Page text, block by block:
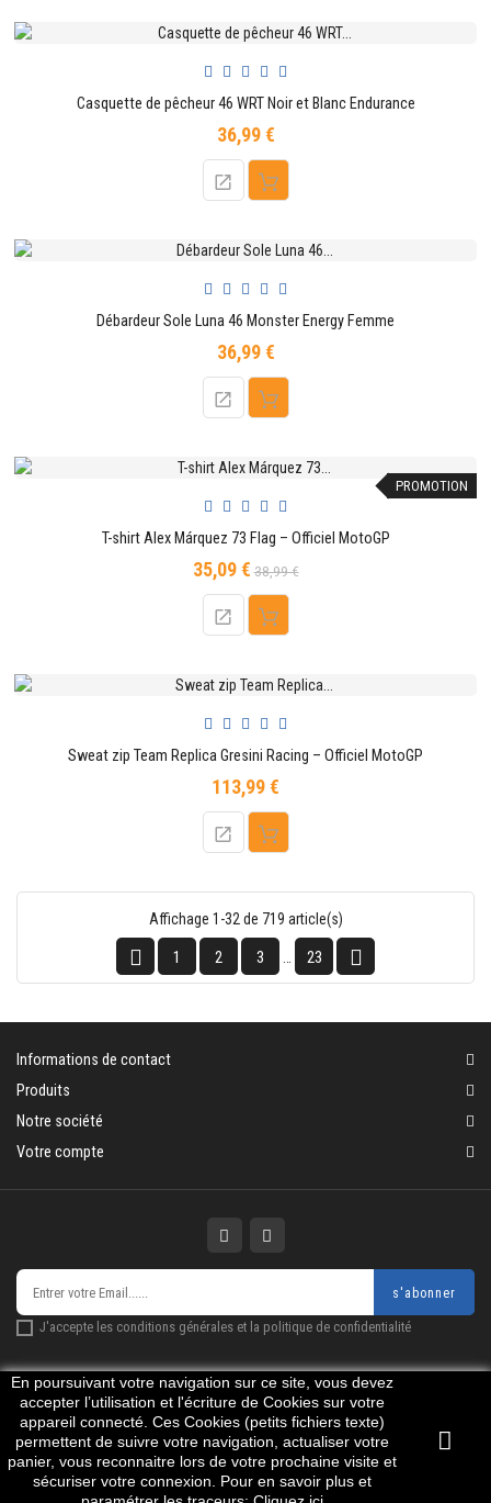
En poursuivant votre navigation sur ce site, vous devez
accepter l’utilisation et l'écriture de Cookies sur votre
appareil connecté. Ces Cookies (petits fichiers texte)
permettent de suivre votre navigation, actualiser votre
panier, vous reconnaitre lors de votre prochaine visite et
sécuriser votre connexion. Pour en savoir plus et
Casquette de pêcheur 46 WRT Noir et Blanc Endurance
36,99 €Prix
Débardeur Sole Luna 46 Monster Energy Femme
36,99 €Prix
PROMOTION
T-shirt Alex Márquez 73 Flag – Officiel MotoGP
35,09 €Prix
de
base
38,99 €Prix
Sweat zip Team Replica Gresini Racing – Officiel MotoGP
113,99 €
Affichage 1-32 de 719 article(s)
 1 2 3 … 23 
Informations de contact
Produits
Notre société
Votre compte
s'abonner
J'accepte les conditions générales et la politique de confidentialité
© 2026 - Logiciel e-commerce par PrestaShop™